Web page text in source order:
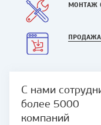
МОНТАЖ
С нами
более 5000
компаний